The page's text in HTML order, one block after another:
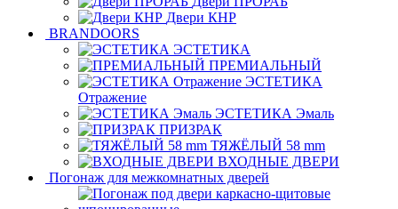
Двери КНР
BRANDOORS
ЭСТЕТИКА
ПРЕМИАЛЬНЫЙ
ЭСТЕТИКА
Отражение
ЭСТЕТИКА Эмаль
ПРИЗРАК
ТЯЖЁЛЫЙ 58 mm
ВХОДНЫЕ ДВЕРИ
Погонаж для межкомнатных дверей